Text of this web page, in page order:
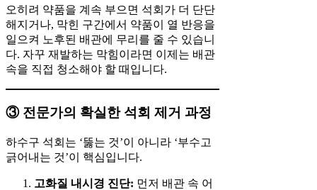
오히려 약품을 계속 부으면 석회가 더 단단
해지거나, 막힌 구간에서 약품이 열 반응을
일으켜 노후된 배관에 무리를 줄 수 있습니
다. 자꾸 재발하는 막힘이라면 이제는 배관
속을 직접 청소해야 할 때입니다.
③ 전문가의 확실한 석회 제거 과정
하수구 석회는 ‘뚫는 것’이 아니라 ‘부수고
긁어내는 것’이 핵심입니다.
고화질 내시경 진단: 먼저 배관 속 어